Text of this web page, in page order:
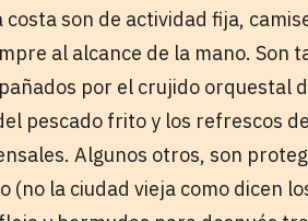
son de actividad fija,
al alcance de la mano. Son
por el crujido orquestal
pescado frito y los refrescos
Algunos otros, son
la ciudad vieja como dicen